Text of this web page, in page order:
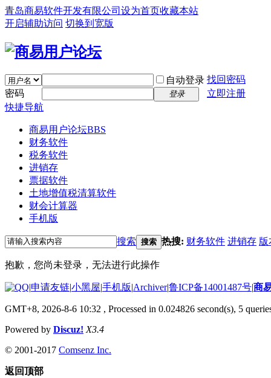
青岛商易软件开发有限公司 设为首页收藏本站
开启辅助访问 切换到宽版
自动登录 找回密码
密码
登录
立即注册
快捷导航
商易用户论坛BBS
财务软件
税务软件
进销存
票据软件
土地增值税清算软件
财会计算器
手机版
搜索 搜索 热搜: 财务软件 进销存 版
抱歉，您尚未登录，无法进行此操作
|申请友链|小黑屋|手机版|Archiver|鲁ICP备14001487号|商
GMT+8, 2026-8-6 10:32 , Processed in 0.024826 second(s), 5
Powered by Discuz! X3.4
© 2001-2017 Comsenz Inc.
返回顶部